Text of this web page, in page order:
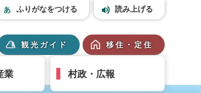
ふりがなをつける 読み上げる
観光ガイド 移住・定住
業 村政・広報